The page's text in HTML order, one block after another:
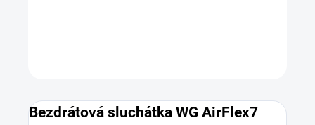
Bezdrátová sluchátka WG AirFlex7